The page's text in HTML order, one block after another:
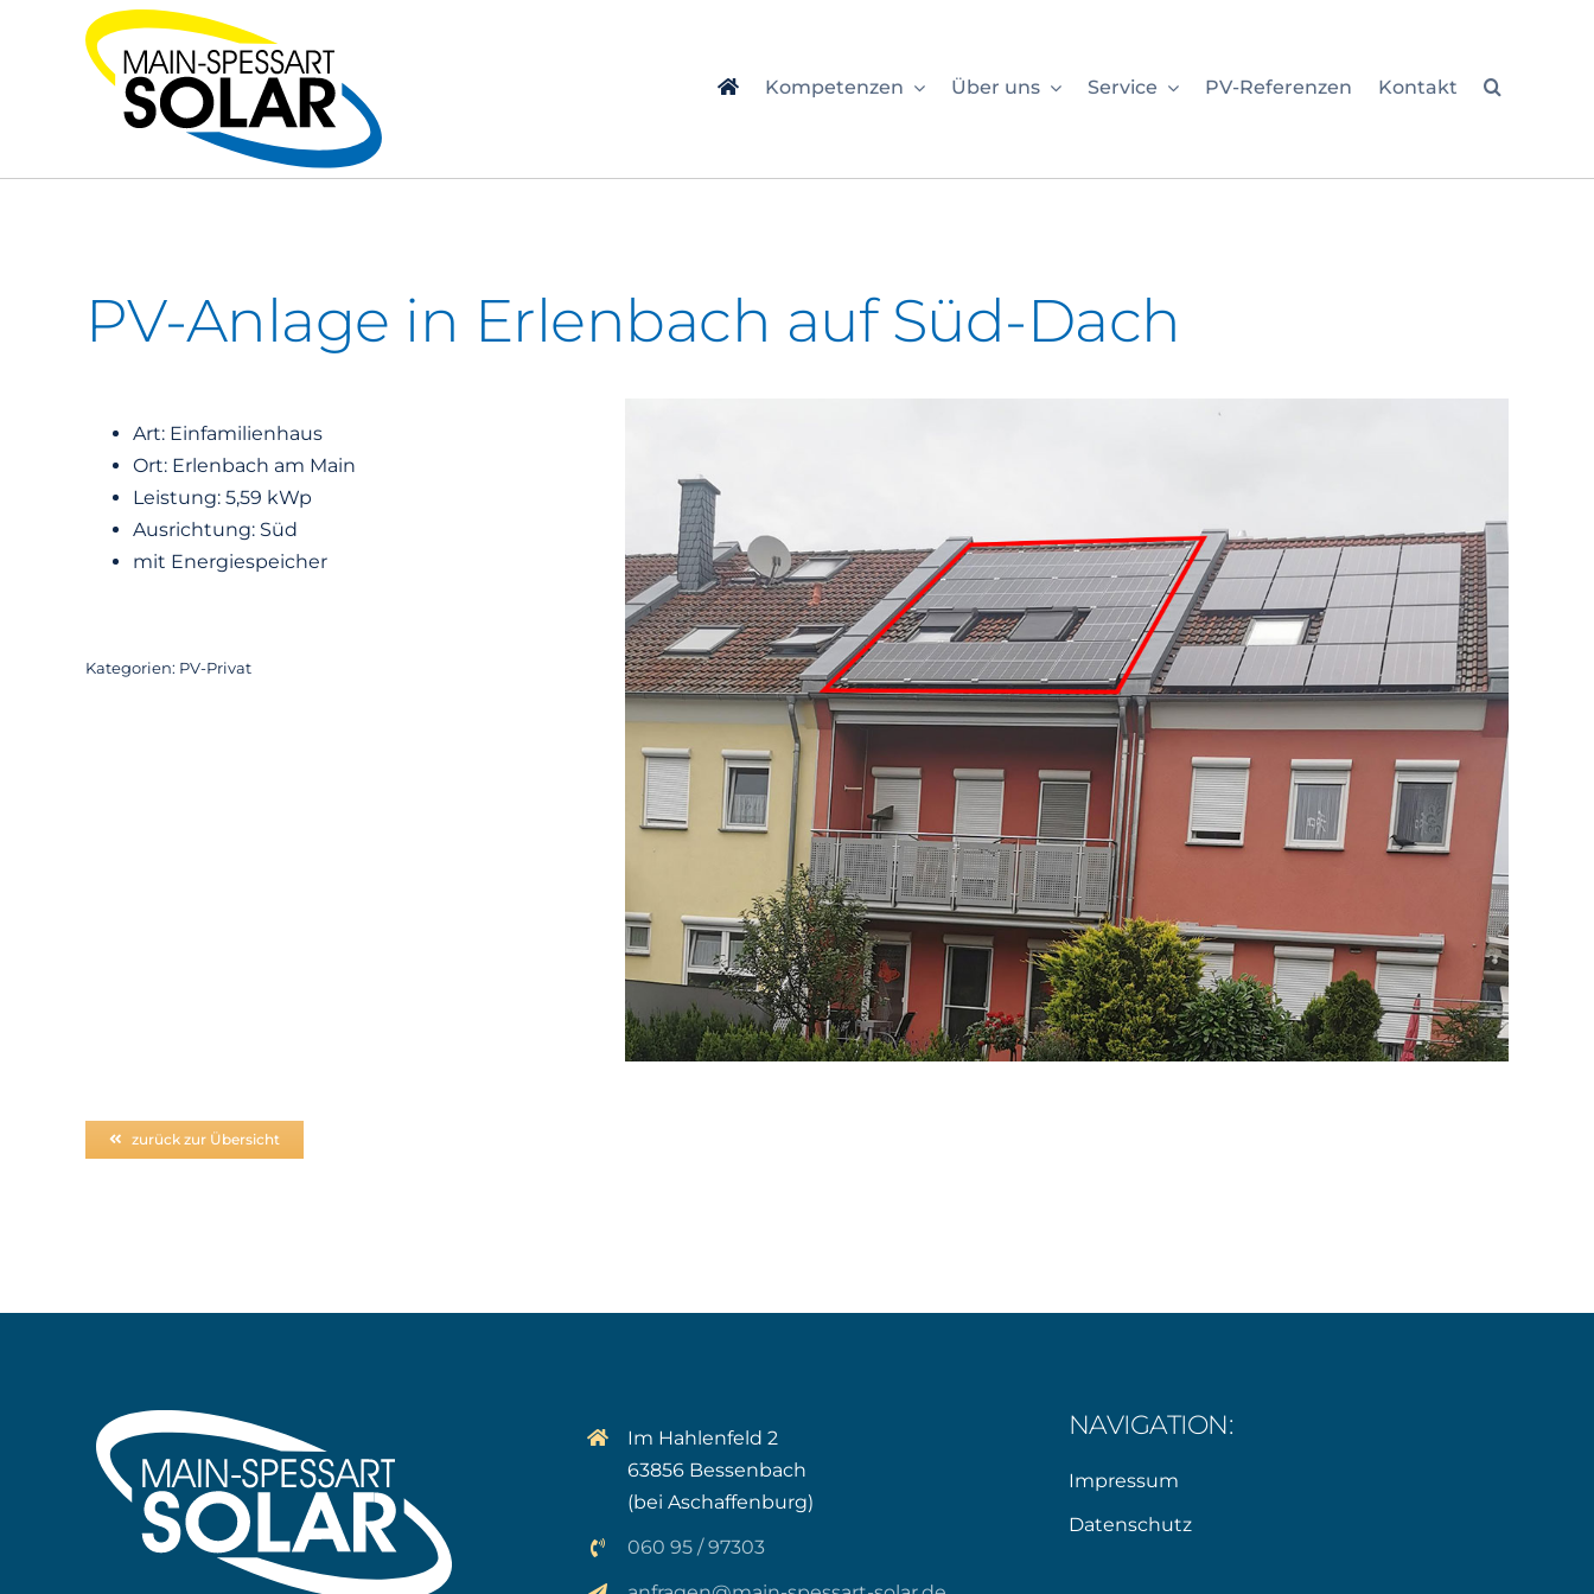
Kompetenzen Über uns Service PV-Referenzen Kontakt
PV-Anlage in Erlenbach auf Süd-Dach
Art: Einfamilienhaus
Ort: Erlenbach am Main
Leistung: 5,59 kWp
Ausrichtung: Süd
mit Energiespeicher
Kategorien: PV-Privat
zurück zur Übersicht
Im Hahlenfeld 2
63856 Bessenbach
(bei Aschaffenburg)
060 95 / 97303
NAVIGATION:
Impressum
Datenschutz